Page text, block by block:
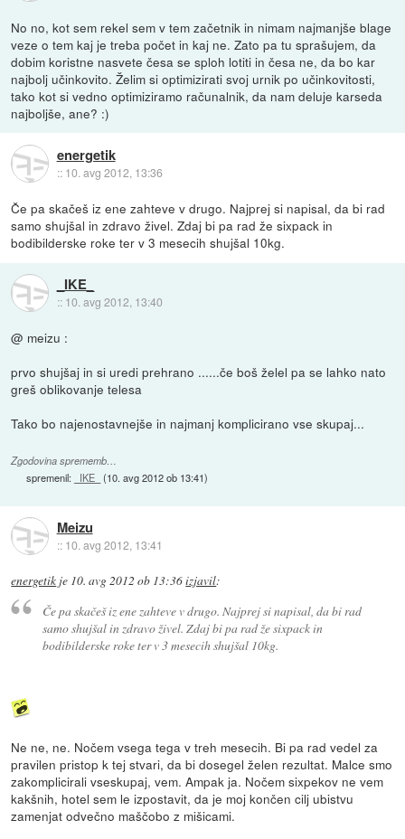
No no, kot sem rekel sem v tem začetnik in nimam najmanjše blage
veze o tem kaj je treba počet in kaj ne. Zato pa tu sprašujem, da
dobim koristne nasvete česa se sploh lotiti in česa ne, da bo kar
najbolj učinkovito. Želim si optimizirati svoj urnik po učinkovitosti,
tako kot si vedno optimiziramo računalnik, da nam deluje karseda
najboljše, ane? :)
energetik
:: 10. avg 2012, 13:36
Če pa skačeš iz ene zahteve v drugo. Najprej si napisal, da bi rad
samo shujšal in zdravo živel. Zdaj bi pa rad že sixpack in
bodibilderske roke ter v 3 mesecih shujšal 10kg.
_IKE_
:: 10. avg 2012, 13:40
@ meizu :
prvo shujšaj in si uredi prehrano ......če boš želel pa se lahko nato
greš oblikovanje telesa
Tako bo najenostavnejše in najmanj komplicirano vse skupaj...
Zgodovina sprememb…
spremenil: _IKE_ (10. avg 2012 ob 13:41)
Meizu
:: 10. avg 2012, 13:41
energetik je 10. avg 2012 ob 13:36izjavil:
Če pa skačeš iz ene zahteve v drugo. Najprej si napisal, da bi rad
samo shujšal in zdravo živel. Zdaj bi pa rad že sixpack in
bodibilderske roke ter v 3 mesecih shujšal 10kg.
Ne ne, ne. Nočem vsega tega v treh mesecih. Bi pa rad vedel za
pravilen pristop k tej stvari, da bi dosegel želen rezultat. Malce smo
zakomplicirali vseskupaj, vem. Ampak ja. Nočem sixpekov ne vem
kakšnih, hotel sem le izpostavit, da je moj končen cilj ubistvu
zamenjat odvečno maščobo z mišicami.